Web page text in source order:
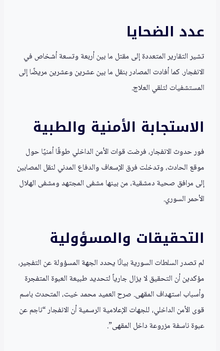
عدد الضحايا
تشير التقارير المتعددة إلى مقتل ما بين أربعة وتسعة أشخاص في
الانفجار. كما أفادت المصادر بنقل ما بين عشرين وعشرين مريضًا إلى
المستشفيات لتلقي العلاج.
الاستجابة الأمنية والطبية
فور حدوث الانفجار، فرضت قوات الأمن الداخلي طوقًا أمنيًا حول
موقع الحادث، وتدخلت فرق الإسعاف والدفاع المدني لنقل المصابين
إلى مرافق صحية دمشقية، من بينها مشفى المجتهد ومشفى الهلال
الأحمر السوري.
التحقيقات والمسؤولية
لم تصدر السلطات السورية بيانًا يحدد الجهة المسؤولة عن التفجير،
مؤكدين أن التحقيق لا يزال جارياً لتحديد طبيعة العبوة المتفجرة
وأسباب استهداف المقهى. صرح العميد محمد خيت، المتحدث باسم
قوى الأمن الداخلي، للجهات الإعلامية الرسمية أن الانفجار “ناجم عن
عبوة ناسفة مزروعة داخل المقهى”.